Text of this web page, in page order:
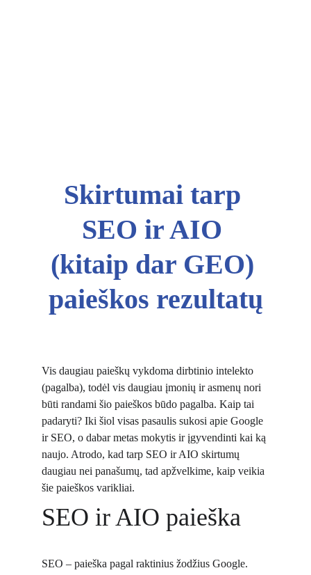
Skirtumai tarp
SEO ir AIO
(kitaip dar GEO)
paieškos rezultatų
Vis daugiau paieškų vykdoma dirbtinio intelekto
(pagalba), todėl vis daugiau įmonių ir asmenų nori
būti randami šio paieškos būdo pagalba. Kaip tai
padaryti? Iki šiol visas pasaulis sukosi apie Google
ir SEO, o dabar metas mokytis ir įgyvendinti kai ką
naujo. Atrodo, kad tarp SEO ir AIO skirtumų
daugiau nei panašumų, tad apžvelkime, kaip veikia
šie paieškos varikliai.
SEO ir AIO paieška
SEO – paieška pagal raktinius žodžius Google.